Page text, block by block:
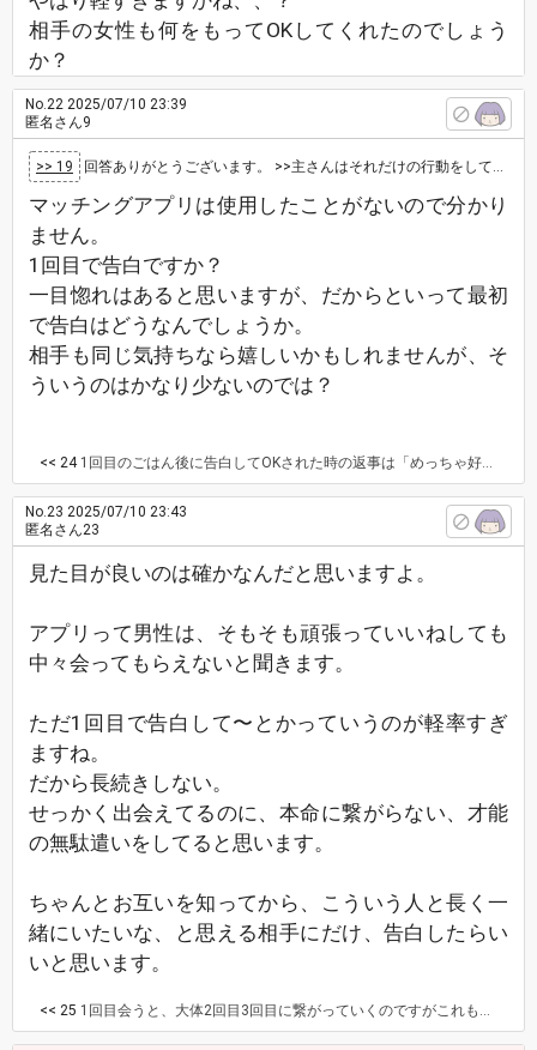
相手の女性も何をもってOKしてくれたのでしょう
か？
No.22 2025/07/10 23:39
匿名さん9
>> 19 回答ありがとうございます。 >>主さんはそれだけの行動をしているからそうでもないと感じているのだと思います。 これは…
マッチングアプリは使用したことがないので分かり
ません。
1回目で告白ですか？
一目惚れはあると思いますが、だからといって最初
で告白はどうなんでしょうか。
相手も同じ気持ちなら嬉しいかもしれませんが、そ
ういうのはかなり少ないのでは？
<< 241回目のごはん後に告白してOKされた時の返事は「めっちゃ好きって訳ではないけど〜」とか、「好きってよりか、これから知っていくから〜」みたいな返事が多かったです。 これって要は相手も見た目位しか私のことを分からず、内面がまだ判断出来かねるからこういった返事でOKの返事になったのでしょうか？ ポジティブに捉えると見た目はOK貰えた、ということ？
No.23 2025/07/10 23:43
匿名さん23
見た目が良いのは確かなんだと思いますよ。
アプリって男性は、そもそも頑張っていいねしても
中々会ってもらえないと聞きます。
ただ1回目で告白して〜とかっていうのが軽率すぎ
ますね。
だから長続きしない。
せっかく出会えてるのに、本命に繋がらない、才能
の無駄遣いをしてると思います。
ちゃんとお互いを知ってから、こういう人と長く一
緒にいたいな、と思える相手にだけ、告白したらい
いと思います。
<< 25 1回目会うと、大体2回目3回目に繋がっていくのですがこれも写真と違わず外見がいいからでしょうか…？ あとは1回目のごはん後に告白してOK貰ったりとかも？ たしかに軽率な行動だと反省しています。 せっかく良いのだからもっと大切に相手を知っていきたいです。